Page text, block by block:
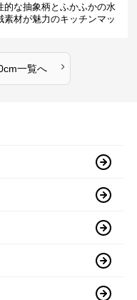
的な抽象柄とふかふかの水
素材が魅力のキッチンマッ
一覧へ ›